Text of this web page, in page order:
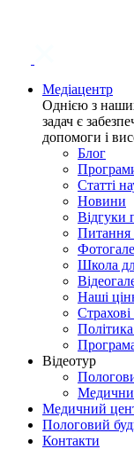
Медіацентр
Однією з
задач є
допомоги і
Блог
Статті
Новини
Відгуки
Питання
Школа
Наші
Відеотур
Медичний
Пологовий
Контакти